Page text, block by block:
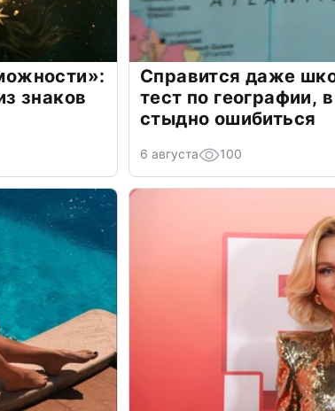
знаков
Справится даже
тест по географии,
стыдно ошибиться
6 августа 100